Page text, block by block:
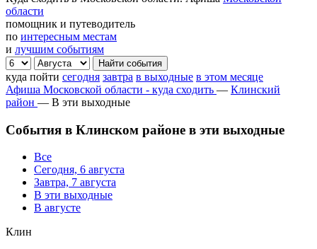
области
помощник и путеводитель
по интересным местам
и лучшим событиям
куда пойти сегодня завтра в выходные в этом месяце
Афиша Московской области - куда сходить — Клинский
район — В эти выходные
События в Клинском районе в эти выходные
Все
Сегодня, 6 августа
Завтра, 7 августа
В эти выходные
В августе
Клин